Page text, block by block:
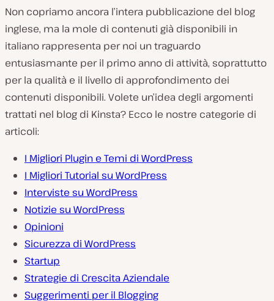
Non copriamo ancora l’intera pubblicazione del blog
inglese, ma la mole di contenuti già disponibili in
italiano rappresenta per noi un traguardo
entusiasmante per il primo anno di attività, soprattutto
per la qualità e il livello di approfondimento dei
contenuti disponibili. Volete un’idea degli argomenti
trattati nel blog di Kinsta? Ecco le nostre categorie di
articoli:
I Migliori Plugin e Temi di WordPress
I Migliori Tutorial su WordPress
Interviste su WordPress
Notizie su WordPress
Opinioni
Sicurezza di WordPress
Startup
Strategie di Crescita Aziendale
Suggerimenti per il Blogging